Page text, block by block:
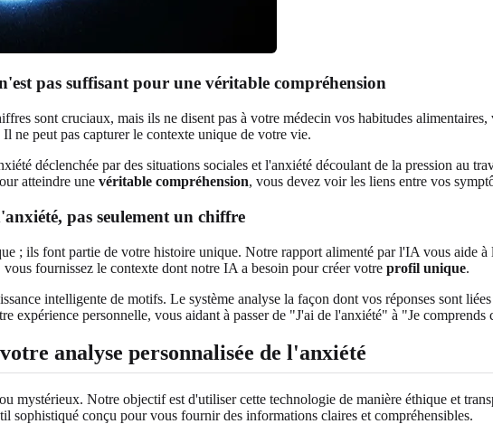
pas suffisant pour une véritable compréhension
sont cruciaux, mais ils ne disent pas à votre médecin vos habitudes
ne peut pas capturer le contexte unique de votre vie.
déclenchée par des situations sociales et l'anxiété découlant de la pression au
atteindre une véritable compréhension, vous devez voir les liens entre vos
pas seulement un chiffre
; ils font partie de votre histoire unique. Notre rapport alimenté par l'IA vous aide
fournissez le contexte dont notre IA a besoin pour créer votre profil unique.
intelligente de motifs. Le système analyse la façon dont vos réponses sont
expérience personnelle, vous aidant à passer de "J'ai de l'anxiété" à "Je
analyse personnalisée de l'anxiété
mystérieux. Notre objectif est d'utiliser cette technologie de manière éthique et
sophistiqué conçu pour vous fournir des informations claires et compréhensibles.